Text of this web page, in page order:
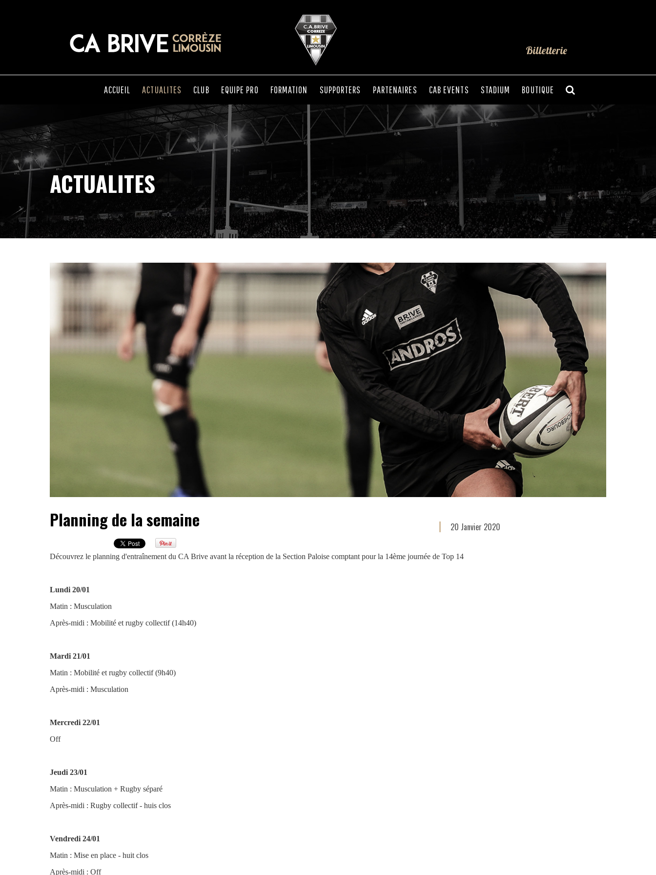
Billetterie
ACCUEIL ACTUALITES CLUB EQUIPE PRO FORMATION SUPPORTERS PARTENAIRES CAB EVENTS STADIUM BOUTIQUE
ACTUALITES
Planning de la semaine 20 Janvier 2020
Découvrez le planning d'entraînement du CA Brive avant la réception de la Section Paloise comptant pour la 14ème journée de Top 14
Lundi 20/01
Matin : Musculation
Après-midi : Mobilité et rugby collectif (14h40)
Mardi 21/01
Matin : Mobilité et rugby collectif (9h40)
Après-midi : Musculation
Mercredi 22/01
Off
Jeudi 23/01
Matin : Musculation + Rugby séparé
Après-midi : Rugby collectif - huis clos
Vendredi 24/01
Matin : Mise en place - huit clos
Après-midi : Off